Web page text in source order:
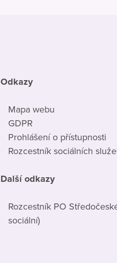
Odkazy
Mapa webu
GDPR
Prohlášení o přístupnosti
Rozcestník sociálních
Další odkazy
Rozcestník PO
sociální)